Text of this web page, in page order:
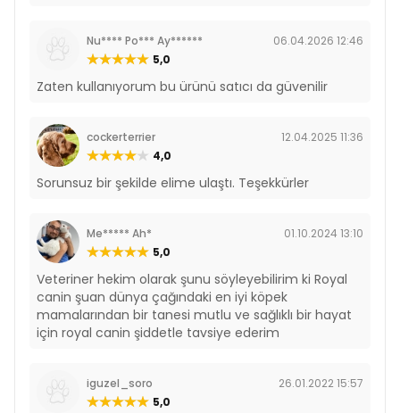
Nu**** Po*** Ay******
06.04.2026 12:46
5,0
Zaten kullanıyorum bu ürünü satıcı da güvenilir
cockerterrier
12.04.2025 11:36
4,0
Sorunsuz bir şekilde elime ulaştı. Teşekkürler
Me***** Ah*
01.10.2024 13:10
5,0
Veteriner hekim olarak şunu söyleyebilirim ki Royal
canin şuan dünya çağındaki en iyi köpek
mamalarından bir tanesi mutlu ve sağlıklı bir hayat
için royal canin şiddetle tavsiye ederim
iguzel_soro
26.01.2022 15:57
5,0